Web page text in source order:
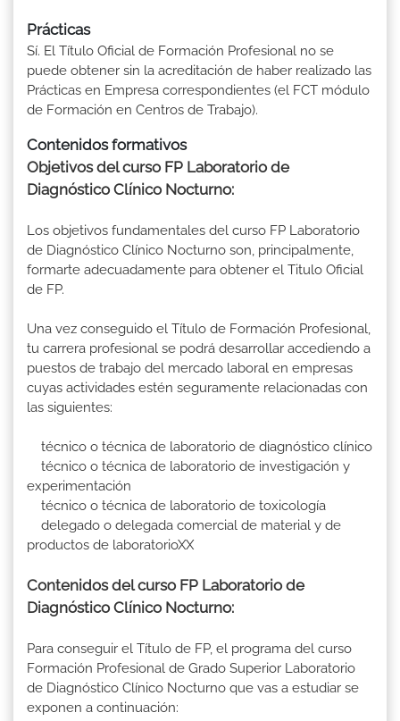
Prácticas
Sí. El Título Oficial de Formación Profesional no se
puede obtener sin la acreditación de haber realizado las
Prácticas en Empresa correspondientes (el FCT módulo
de Formación en Centros de Trabajo).
Contenidos formativos
Objetivos del curso FP Laboratorio de
Diagnóstico Clínico Nocturno:
Los objetivos fundamentales del curso FP Laboratorio
de Diagnóstico Clínico Nocturno son, principalmente,
formarte adecuadamente para obtener el Titulo Oficial
de FP.
Una vez conseguido el Título de Formación Profesional,
tu carrera profesional se podrá desarrollar accediendo a
puestos de trabajo del mercado laboral en empresas
cuyas actividades estén seguramente relacionadas con
las siguientes:
técnico o técnica de laboratorio de diagnóstico clínico
técnico o técnica de laboratorio de investigación y
experimentación
técnico o técnica de laboratorio de toxicología
delegado o delegada comercial de material y de
productos de laboratorioXX
Contenidos del curso FP Laboratorio de
Diagnóstico Clínico Nocturno:
Para conseguir el Título de FP, el programa del curso
Formación Profesional de Grado Superior Laboratorio
de Diagnóstico Clínico Nocturno que vas a estudiar se
exponen a continuación: